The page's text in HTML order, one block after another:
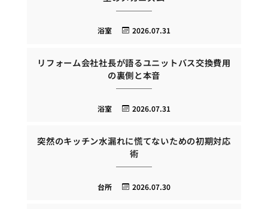
2026.07.31
浴室
リフォーム会社社長が語るユニットバス交換費用
の裏側と本音
2026.07.31
浴室
突然のキッチン水漏れに慌てないための初期対応
術
2026.07.30
台所